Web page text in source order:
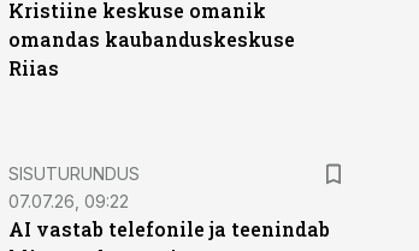
Kristiine keskuse omanik
omandas kaubanduskeskuse
Riias
ST
SISUTURUNDUS
07.07.26, 09:22
AI vastab telefonile ja teenindab